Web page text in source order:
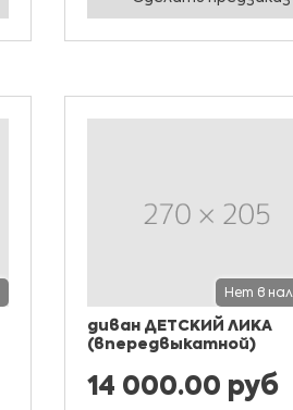
Нет в
диван ДЕТСКИЙ ЛИКА
(впередвыкатной)
14 000.00 руб